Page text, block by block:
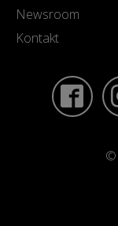
Newsroom
Kontakt
©